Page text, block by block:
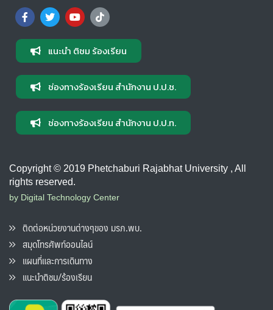
แนะนำ ติชม ร้องเรียน
ช่องทางร้องเรียน สำนักงาน ป.ป.ช.
ช่องทางร้องเรียน สำนักงาน ป.ป.ท.
Copyright © 2019 Phetchaburi Rajabhat University , All
rights reserved.
by Digital Technology Center
ติดต่อหน่วยงานต่างๆของ มรภ.พบ.
สมุดโทรศัพท์ออนไลน์
แผนที่และการเดินทาง
แนะนำติชม/ร้องเรียน